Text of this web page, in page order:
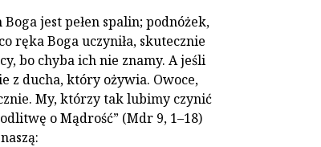
jest pełen spalin; podnóżek,
ręka Boga uczyniła, skutecznie
bo chyba ich nie znamy. A jeśli
z ducha, który ożywia. Owoce,
My, którzy tak lubimy czynić
o Mądrość” (Mdr 9, 1–18)